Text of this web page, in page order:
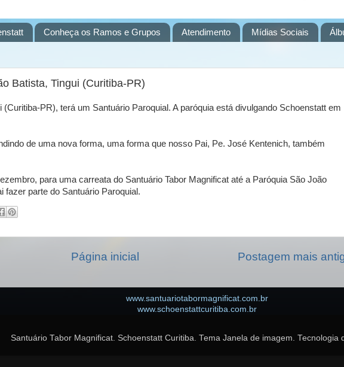
Conheça os Ramos e Grupos Atendimento Mídias Sociais
Batista, Tingui (Curitiba-PR)
PR), terá um Santuário Paroquial. A paróquia está divulgando Schoenstatt em
de uma nova forma, uma forma que nosso Pai, Pe. José Kentenich, também
para uma carreata do Santuário Tabor Magnificat até a Paróquia São João
fazer parte do Santuário Paroquial.
Postagem mais
Página inicial
www.santuariotabormagnificat.com.br
www.schoenstattcuritiba.com.br
Santuário Tabor Magnificat. Schoenstatt Curitiba. Tema Janela de imagem. Tecnologia